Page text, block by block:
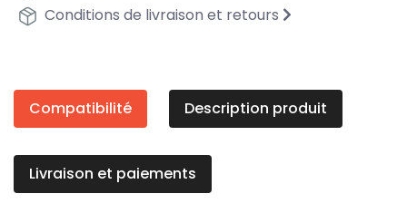
Conditions de livraison et retours
Compatibilité Description produit
Livraison et paiements